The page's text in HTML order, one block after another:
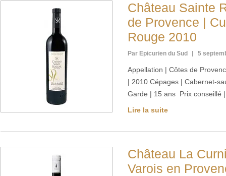
Château Sainte
de Provence |
Rouge 2010
Par Epicurien du Sud 5
Appellation | Côtes de
| 2010 Cépages | Cabernet-
Garde | 15 ans Prix conseillé
Lire la suite
Château La
Varois en